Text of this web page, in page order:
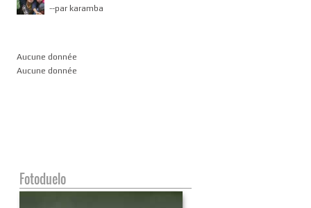
--par karamba
Aucune donnée
Aucune donnée
Fotoduelo